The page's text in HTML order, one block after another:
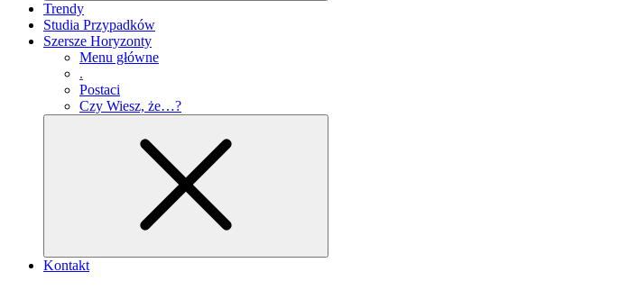
Trendy
Studia Przypadków
Szersze Horyzonty
Menu główne
.
Postaci
Czy Wiesz, że…?
Kontakt